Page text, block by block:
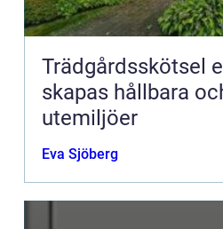
Trädgårdsskötsel
skapas hållbara
utemiljöer
Eva Sjöberg